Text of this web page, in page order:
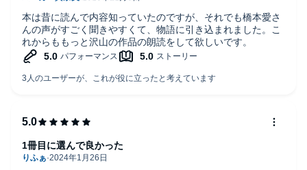
本は昔に読んで内容知っていたのですが、それでも橋本愛さ
んの声がすごく聞きやすくて、物語に引き込まれました。こ
れからももっと沢山の作品の朗読をして欲しいです。
1冊目に選んで良かった